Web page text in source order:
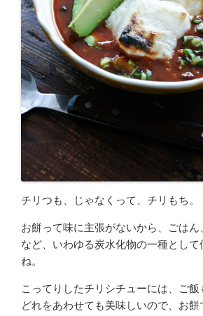
チリつも、じゃなくって、チリもち。
お餅って味に主張がないから、ごはん
など、いわゆる炭水化物の一種として
ね。
こってりしたチリシチューには、ご
どれをあわせても美味しいので、お餅